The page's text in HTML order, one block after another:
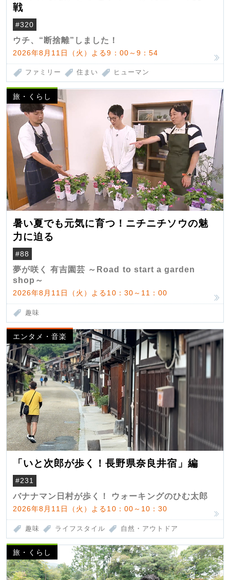
戦
#320
ウチ、“断捨離”しました！
2026年8月11日（火）よる9：00～9：54
ファミリー 住まい ヒューマン
旅・くらし
暑い夏でも元気に育つ！ニチニチソウの魅
力に迫る
#88
夢が咲く 有吉園芸 ～Road to start a garden
shop～
2026年8月11日（火）よる10：30～11：00
趣味
エンタメ・音楽
「いと次郎が歩く！長野県奈良井宿」編
#231
バナナマン日村が歩く！ ウォーキングのひむ太郎
2026年8月11日（火）よる10：00～10：30
趣味 ライフスタイル 自然・アウトドア
旅・くらし